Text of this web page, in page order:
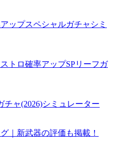
ップスペシャルガチャシミ
トロ確率アップSPリーフガ
チャ(2026)シミュレーター
｜新武器の評価も掲載！